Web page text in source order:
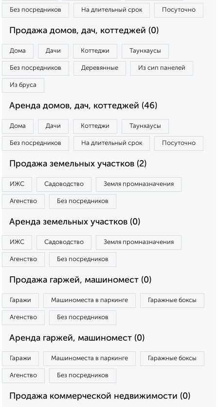
Без посредников На длительный срок Посуточно
Продажа домов, дач, коттеджей (0)
Дома Дачи Коттеджи Таунхаусы
Без посредников Деревянные Из сип панелей
Из бруса
Аренда домов, дач, коттеджей (46)
Дома Дачи Коттеджи Таунхаусы
Без посредников На длительный срок Посуточно
Продажа земельных участков (2)
ИЖС Садоводство Земля промназначения
Агенство Без посредников
Аренда земельных участков (0)
ИЖС Садоводство Земля промназначения
Агенство Без посредников
Продажа гаржей, машиномест (0)
Гаражи Машиноместа в паркинге Гаражные боксы
Агенство Без посредников
Аренда гаржей, машиномест (0)
Гаражи Машиноместа в паркинге Гаражные боксы
Агенство Без посредников
Продажа коммерческой недвижимости (0)